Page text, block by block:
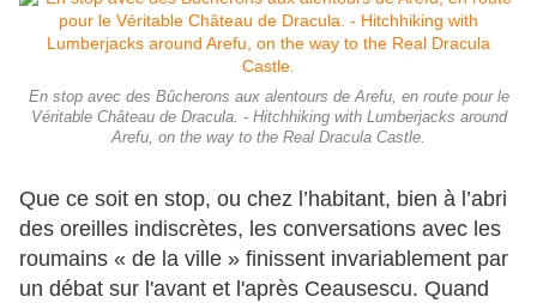
En stop avec des Bûcherons aux alentours de Arefu, en route pour le
Véritable Château de Dracula. - Hitchhiking with Lumberjacks around
Arefu, on the way to the Real Dracula Castle.
Que ce soit en stop, ou chez l’habitant, bien à l’abri
des oreilles indiscrètes, les conversations avec les
roumains « de la ville » finissent invariablement par
un débat sur l'avant et l'après Ceausescu. Quand